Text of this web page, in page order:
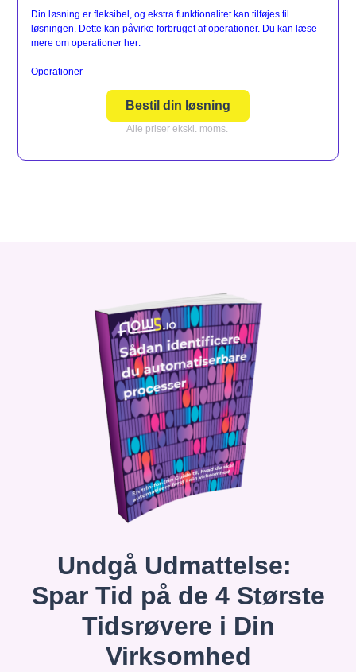
Din løsning er fleksibel, og ekstra funktionalitet kan tilføjes til
løsningen. Dette kan påvirke forbruget af operationer. Du kan læse
mere om operationer her:
Operationer
Bestil din løsning
Alle priser ekskl. moms.
Undgå Udmattelse:
Spar Tid på de 4 Største
Tidsrøvere i Din
Virksomhed